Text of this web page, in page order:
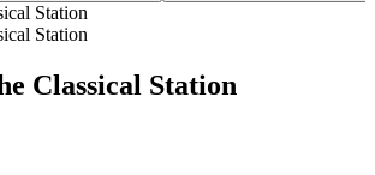
Station
Station
Classical Station